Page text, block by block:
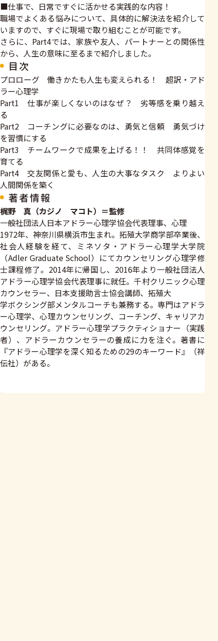
■仕事で、日常ですぐに活かせる実践的な内容！
職場でよくある悩みについて、具体的に解決法を紹介して
いますので、すぐに現場で取り組むことが可能です。
さらに、Part4では、家族や友人、パートナーとの関係性
から、人生の意味に至るまで紹介しました。
目次
プロローグ 働きかたも人生も変えられる！ 超訳・アド
ラー心理学
Part1 仕事が楽しくないのはなぜ？ 劣等感を乗り越え
る
Part2 コーチングに必要なのは、勇気と信頼 勇気づけ
を習慣にする
Part3 チームワークで成果を上げる！！ 共同体感覚を
育てる
Part4 交友関係と愛も、人生の大事なタスク よりよい
人間関係を築く
著者情報
梶野 真（カジノ マコト）＝監修
一般社団法人日本アドラー心理学協会代表理事、心理
1972年、神奈川県横浜市生まれ。拓殖大学商学部卒業後、
社会人経験を経て、ミネソタ・アドラー心理学大学院
（Adler Graduate School）にてカウンセリング心理学修
士課程修了。2014年に帰国し、2016年より一般社団法人
アドラー心理学協会代表理事に就任。千村クリニック心理
カウンセラー、日本支援助言士協会講師、拓殖大
学ボクシング部メンタルコーチも兼務する。専門はアドラ
ー心理学、心理カウンセリング、コーチング、キャリアカ
ウンセリング。アドラー心理学プラクティショナー（実践
者）、アドラーカウンセラーの養成に力を注ぐ。著書に
『アドラー心理学を深く知るための29のキーワード』（祥
伝社）がある。